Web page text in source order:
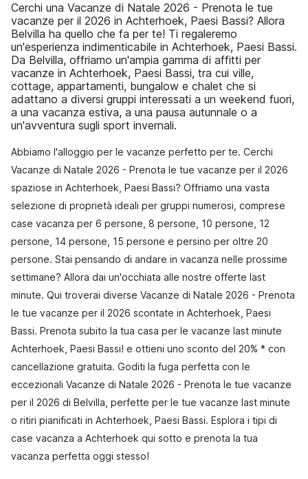
Cerchi una Vacanze di Natale 2026 - Prenota le tue
vacanze per il 2026 in Achterhoek, Paesi Bassi? Allora
Belvilla ha quello che fa per te! Ti regaleremo
un'esperienza indimenticabile in Achterhoek, Paesi Bassi.
Da Belvilla, offriamo un'ampia gamma di affitti per
vacanze in Achterhoek, Paesi Bassi, tra cui ville,
cottage, appartamenti, bungalow e chalet che si
adattano a diversi gruppi interessati a un weekend fuori,
a una vacanza estiva, a una pausa autunnale o a
un'avventura sugli sport invernali.
Abbiamo l'alloggio per le vacanze perfetto per te. Cerchi
Vacanze di Natale 2026 - Prenota le tue vacanze per il 2026
spaziose in Achterhoek, Paesi Bassi? Offriamo una vasta
selezione di proprietà ideali per gruppi numerosi, comprese
case vacanza per 6 persone, 8 persone, 10 persone, 12
persone, 14 persone, 15 persone e persino per oltre 20
persone. Stai pensando di andare in vacanza nelle prossime
settimane? Allora dai un'occhiata alle nostre offerte last
minute. Qui troverai diverse Vacanze di Natale 2026 - Prenota
le tue vacanze per il 2026 scontate in Achterhoek, Paesi
Bassi. Prenota subito la tua casa per le vacanze last minute
Achterhoek, Paesi Bassi! e ottieni uno sconto del 20% * con
cancellazione gratuita. Goditi la fuga perfetta con le
eccezionali Vacanze di Natale 2026 - Prenota le tue vacanze
per il 2026 di Belvilla, perfette per le tue vacanze last minute
o ritiri pianificati in Achterhoek, Paesi Bassi. Esplora i tipi di
case vacanza a Achterhoek qui sotto e prenota la tua
vacanza perfetta oggi stesso!